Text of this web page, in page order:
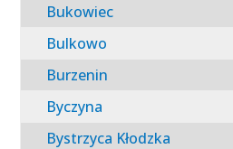
Bukowiec
Bulkowo
Burzenin
Byczyna
Bystrzyca Kłodzka